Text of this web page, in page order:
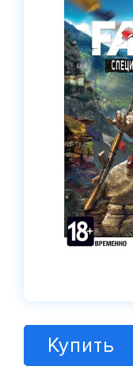
Купить